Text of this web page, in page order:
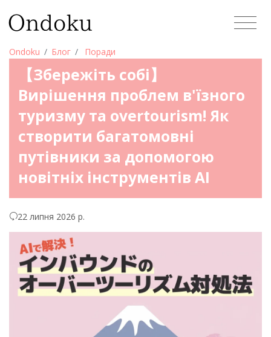
Ondoku Блог Поради
【Збережіть собі】
Вирішення проблем в'їзного
туризму та overtourism! Як
створити багатомовні
путівники за допомогою
новітніх інструментів AI
22 липня 2026 р.